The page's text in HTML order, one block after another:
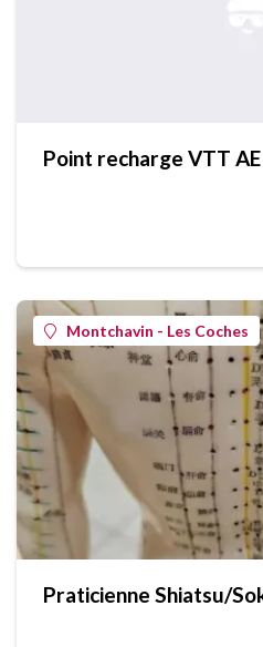
Point recharge VTT
Montchavin - Les Coches
Praticienne Shiatsu/